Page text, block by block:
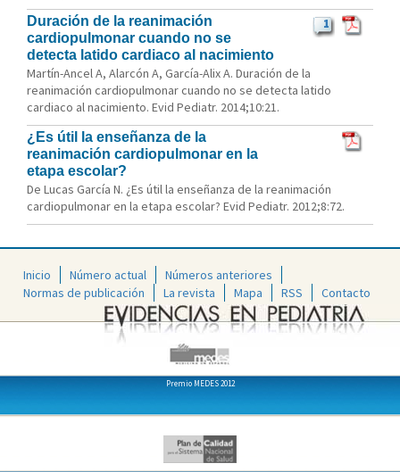
1
Duración de la reanimación
cardiopulmonar cuando no se
detecta latido cardiaco al nacimiento
Martín-Ancel A, Alarcón A, García-Alix A. Duración de la
reanimación cardiopulmonar cuando no se detecta latido
cardiaco al nacimiento. Evid Pediatr. 2014;10:21.
¿Es útil la enseñanza de la
reanimación cardiopulmonar en la
etapa escolar?
De Lucas García N. ¿Es útil la enseñanza de la reanimación
cardiopulmonar en la etapa escolar? Evid Pediatr. 2012;8:72.
Inicio Número actual
Números anteriores
Normas de publicación
La revista Mapa RSS Contacto
Premio MEDES 2012